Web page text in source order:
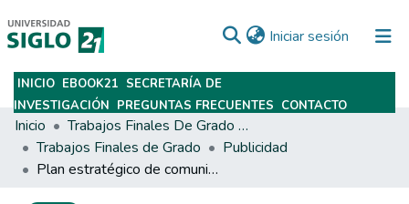
Iniciar sesión (current)
Subir
INICIO EBOOK21 SECRETARÍA DE
INVESTIGACIÓN PREGUNTAS FRECUENTES CONTACTO
Inicio
Trabajos Finales De Grado Y Posgrado
Trabajos Finales de Grado
Publicidad
Plan estratégico de comunicaciones integradas para reforzar el posicionamiento de Patio Olmos como el Shopping de la moda y las tendencias